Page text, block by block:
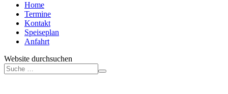
Home
Termine
Kontakt
Speiseplan
Anfahrt
Website durchsuchen